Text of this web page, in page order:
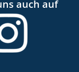
auch auf